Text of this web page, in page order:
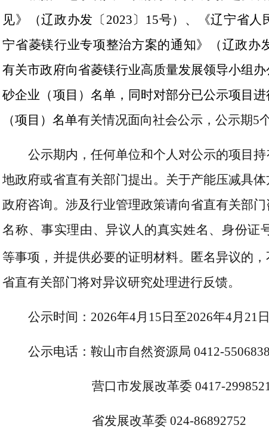
见》（辽政办发〔2023〕15号）、《辽宁省
宁省菱镁行业专项整治方案的通知》（辽政办
有关市政府向省菱镁行业高质量发展领导小组
砂企业（项目）名单，同时对部分已公示项目进
（项目）名单有关情况面向社会公示，公示期5
公示期内，任何单位和个人对公示的项目
地政府或省直有关部门提出。关于产能压减具
政府咨询。涉及行业管理政策请向省直有关部
名称、事实理由、异议人的真实姓名、身份证
等事项，并提供必要的证明材料。匿名异议的
省直有关部门将对异议研究处理进行反馈。
公示时间：2026年4月 15 日至2026年4月 21
公示电话：鞍山市自然资源局 0412-5506838
营口市发展改革委 0417-
省发展改革委 024-86892752